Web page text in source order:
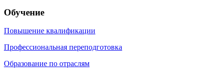
Обучение
Повышение квалификации
Профессиональная переподготовка
Образование по отраслям